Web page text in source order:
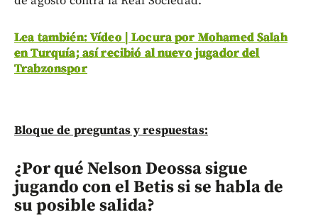
Lea también: Vídeo | Locura por Mohamed Salah
en Turquía; así recibió al nuevo jugador del
Trabzonspor
Bloque de preguntas y respuestas:
¿Por qué Nelson Deossa sigue
jugando con el Betis si se habla de
su posible salida?